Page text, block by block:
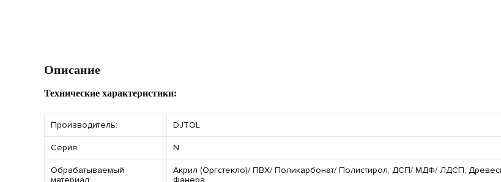
Описание
Технические характеристики:
Производитель: DJTOL
Серия: N
Обрабатываемый
Акрил (Оргстекло)/ ПВХ/ Поликарбонат/ Полистирол, ДСП/ МДФ/ ЛДСП,